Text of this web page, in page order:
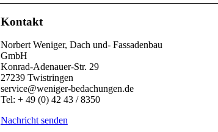
Kontakt
Norbert Weniger, Dach und- Fassadenbau
GmbH
Konrad-Adenauer-Str. 29
27239 Twistringen
service@weniger-bedachungen.de
Tel: + 49 (0) 42 43 / 8350
Nachricht senden